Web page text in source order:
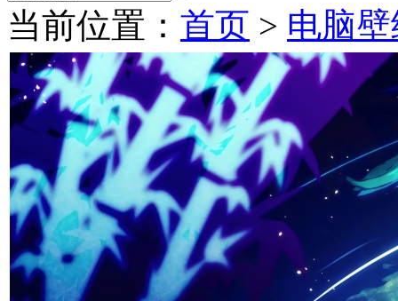
当前位置： 首页 > 电脑